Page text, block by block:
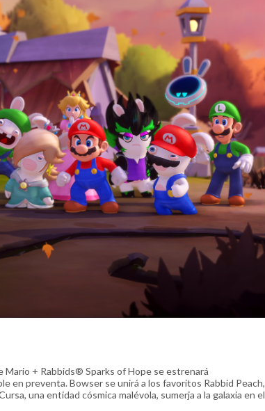
+ Rabbids® Sparks of Hope se estrenará
en preventa. Bowser se unirá a los favoritos Rabbid Peach,
una entidad cósmica malévola, sumerja a la galaxia en el